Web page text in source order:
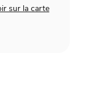
sur la carte